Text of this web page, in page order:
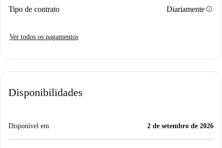
Tipo de contrato Diariamenteinfo
Ver todos os pagamentos
Disponibilidades
Disponível em 2 de setembro de 2026